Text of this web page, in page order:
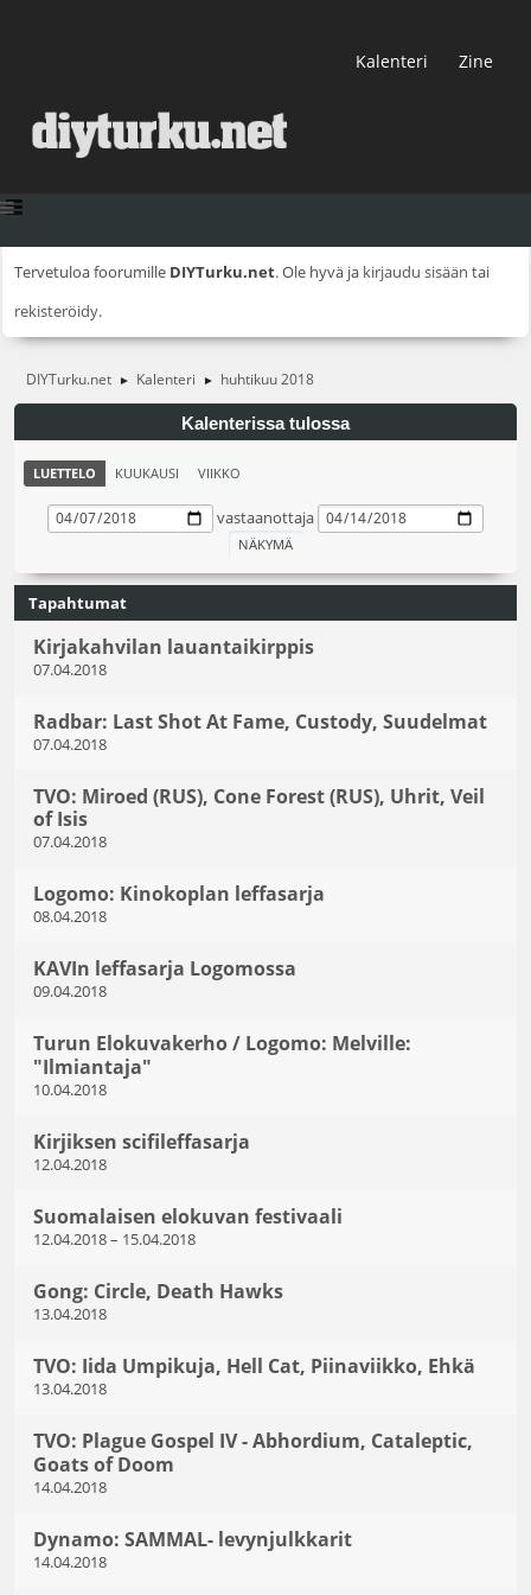
Kalenteri Zine
Tervetuloa foorumille DIYTurku.net. Ole hyvä ja kirjaudu sisään tai
rekisteröidy.
DIYTurku.net ► Kalenteri ► huhtikuu 2018
Kalenterissa tulossa
LUETTELO KUUKAUSI VIIKKO
vastaanottaja
Tapahtumat
Kirjakahvilan lauantaikirppis
07.04.2018
Radbar: Last Shot At Fame, Custody, Suudelmat
07.04.2018
TVO: Miroed (RUS), Cone Forest (RUS), Uhrit, Veil
of Isis
07.04.2018
Logomo: Kinokoplan leffasarja
08.04.2018
KAVIn leffasarja Logomossa
09.04.2018
Turun Elokuvakerho / Logomo: Melville:
"Ilmiantaja"
10.04.2018
Kirjiksen scifileffasarja
12.04.2018
Suomalaisen elokuvan festivaali
12.04.2018– 15.04.2018
Gong: Circle, Death Hawks
13.04.2018
TVO: Iida Umpikuja, Hell Cat, Piinaviikko, Ehkä
13.04.2018
TVO: Plague Gospel IV - Abhordium, Cataleptic,
Goats of Doom
14.04.2018
Dynamo: SAMMAL- levynjulkkarit
14.04.2018